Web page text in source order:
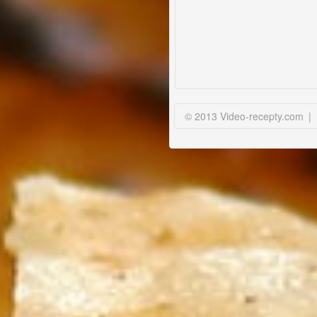
© 2013 Video-recepty.com |